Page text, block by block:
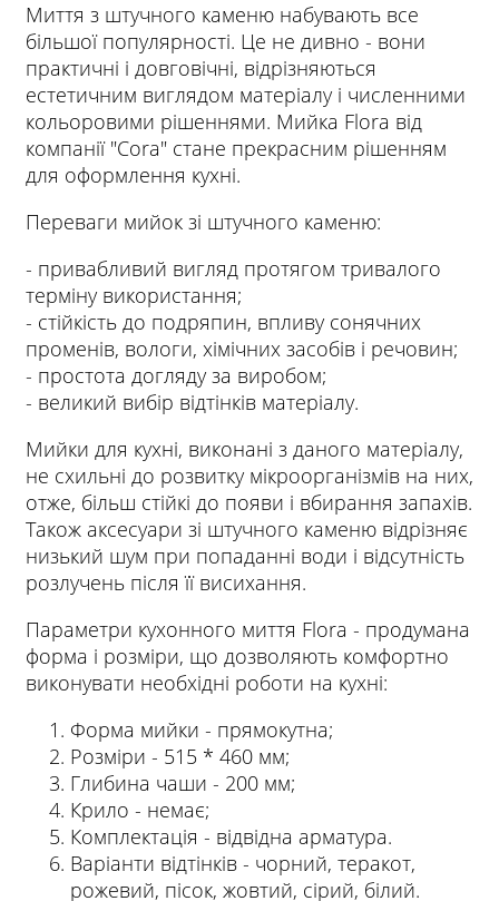
Миття з штучного каменю набувають все
більшої популярності. Це не дивно - вони
практичні і довговічні, відрізняються
естетичним виглядом матеріалу і численними
кольоровими рішеннями. Мийка Flora від
компанії "Cora" стане прекрасним рішенням
для оформлення кухні.
Переваги мийок зі штучного каменю:
- привабливий вигляд протягом тривалого
терміну використання;
- стійкість до подряпин, впливу сонячних
променів, вологи, хімічних засобів і речовин;
- простота догляду за виробом;
- великий вибір відтінків матеріалу.
Мийки для кухні, виконані з даного матеріалу,
не схильні до розвитку мікроорганізмів на них,
отже, більш стійкі до появи і вбирання запахів.
Також аксесуари зі штучного каменю відрізняє
низький шум при попаданні води і відсутність
розлучень після її висихання.
Параметри кухонного миття Flora - продумана
форма і розміри, що дозволяють комфортно
виконувати необхідні роботи на кухні:
Форма мийки - прямокутна;
Розміри - 515 * 460 мм;
Глибина чаши - 200 мм;
Крило - немає;
Комплектація - відвідна арматура.
Варіанти відтінків - чорний, теракот,
рожевий, пісок, жовтий, сірий, білий.